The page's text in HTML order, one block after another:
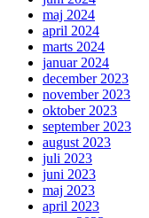
maj 2024
april 2024
marts 2024
januar 2024
december 2023
november 2023
oktober 2023
september 2023
august 2023
juli 2023
juni 2023
maj 2023
april 2023